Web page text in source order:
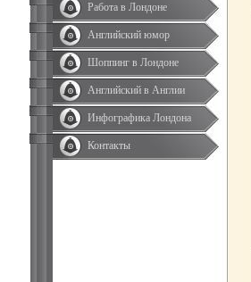
Работа в Лондоне
Английский юмор
Шоппинг в Лондоне
Английский в Англии
Инфографика Лондона
Контакты